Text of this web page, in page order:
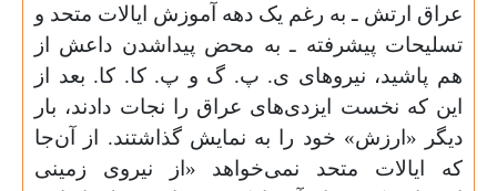
عراق ارتش ـ به رغم یک دهه آموزش ایالات متحد و
تسلیحات پیشرفته ـ به محض پیداشدن داعش از
هم پاشید، نیروهای ی. پ. گ و پ. کا. کا. بعد از
این که نخست ایزدی‌های عراق را نجات دادند، بار
دیگر «ارزش» خود را به نمایش گذاشتند. از آن‌جا
که ایالات متحد نمی‌خواهد «از نیروی زمینی